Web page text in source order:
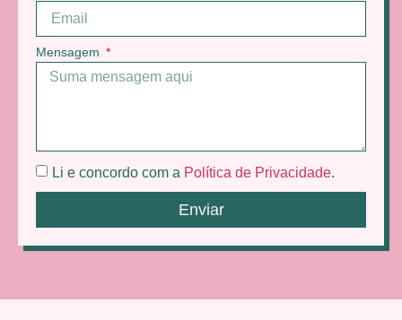
Mensagem
Li e concordo com a Política de Privacidade.
Enviar